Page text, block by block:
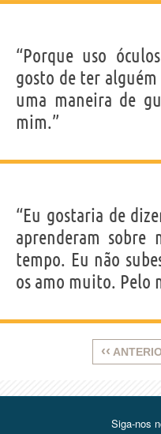
“Porque uso
gosto de ter
uma maneira de
mim.”
“Eu gostaria de
aprenderam sobre
tempo. Eu não
os amo muito. Pelo
‹‹
Siga-nos